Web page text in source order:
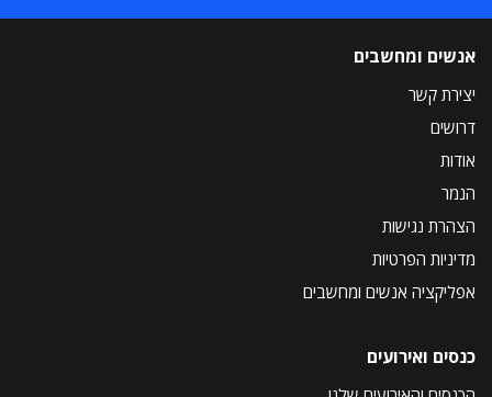
אנשים ומחשבים
יצירת קשר
דרושים
אודות
הנמר
הצהרת נגישות
מדיניות הפרטיות
אפליקציה אנשים ומחשבים
כנסים ואירועים